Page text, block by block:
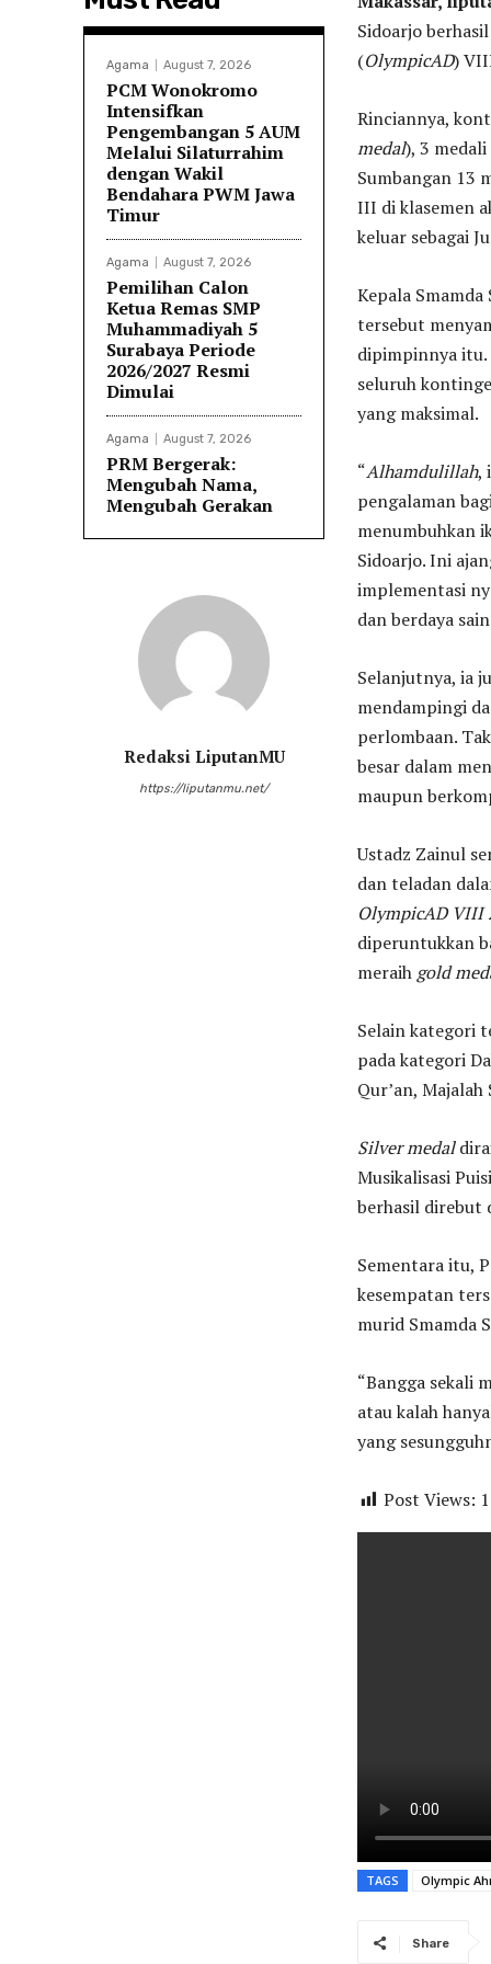
Agama August 7, 2026
PCM Wonokromo
Intensifkan
Pengembangan 5 AUM
Melalui Silaturrahim
dengan Wakil
Bendahara PWM Jawa
Timur
Agama August 7, 2026
Pemilihan Calon
Ketua Remas SMP
Muhammadiyah 5
Surabaya Periode
2026/2027 Resmi
Dimulai
Agama August 7, 2026
PRM Bergerak:
Mengubah Nama,
Mengubah Gerakan
Redaksi LiputanMU
https://liputanmu.net/
Sidoarjo
(OlympicAD)
Rinciannya,
medal), 3
Sumbangan 13
III di klasemen
keluar sebagai
Kepala
tersebut
dipimpinnya itu.
seluruh
yang maksimal.
“Alhamdulillah,
pengalaman
menumbuhkan
Sidoarjo. Ini
implementasi
dan berdaya
Selanjutnya, ia
mendampingi
perlombaan.
besar dalam
maupun
Ustadz Zainul
dan teladan
OlympicAD VIII
diperuntukkan
meraih gold
Selain kategori
pada kategori
Qur’an,
Silver medal
Musikalisasi
berhasil direbut
Sementara itu,
kesempatan
murid Smamda
“Bangga sekali
atau kalah
yang
Post Views:
TAGS Olympic
Share